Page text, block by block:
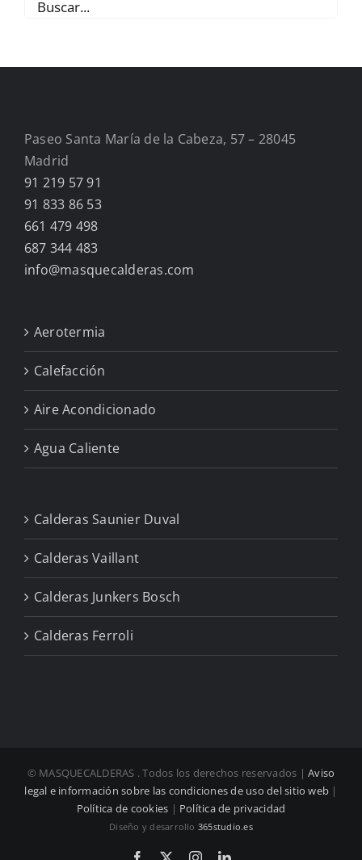
Paseo Santa María de la Cabeza, 57 – 28045
Madrid
91 219 57 91
91 833 86 53
661 479 498
687 344 483
info@masquecalderas.com
Aerotermia
Calefacción
Aire Acondicionado
Agua Caliente
Calderas Saunier Duval
Calderas Vaillant
Calderas Junkers Bosch
Calderas Ferroli
© MASQUECALDERAS . Todos los derechos reservados |Aviso
legal e información sobre las condiciones de uso del sitio web |
Política de cookies | Política de privacidad
Diseño y desarrollo 365studio.es
Facebook InstagramLinkedIn